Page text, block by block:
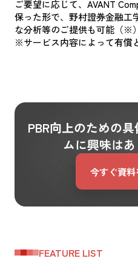
ご要望に応じて、AVANT
保った形で、野村證券金融工
な分析等のご提供も可能（※
※サービス内容によって有償
PBR向上のための
ムに興味は
今すぐ資料
FEATURE LIST